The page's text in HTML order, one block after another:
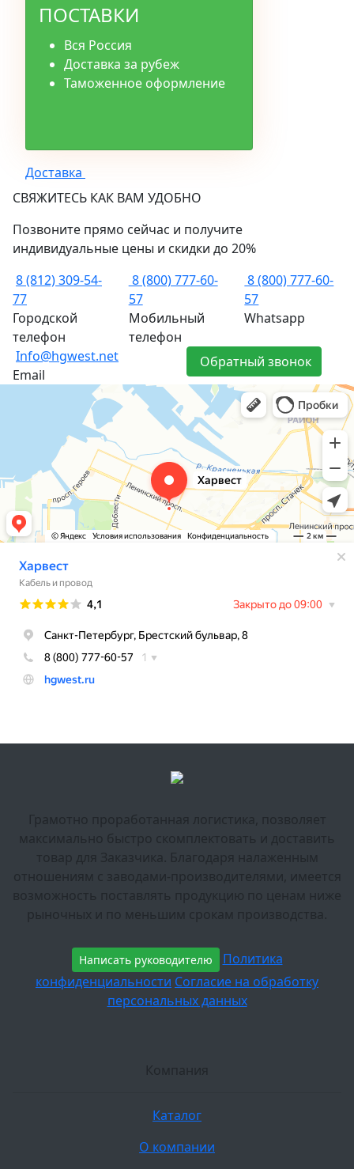
ПОСТАВКИ
Вся Россия
Доставка за рубеж
Таможенное оформление
Доставка
СВЯЖИТЕСЬ КАК ВАМ УДОБНО
Позвоните прямо сейчас и получите
индивидуальные цены и скидки до 20%
8 (812) 309-54-
77
Городской
телефон
8 (800) 777-60-
57
Мобильный
телефон
8 (800) 777-60-
57
Whatsapp
Info@hgwest.net
Email
Обратный звонок
Грамотно проработанная логистика, позволяет
максимально быстро скомплектовать и доставить
товар для Заказчика. Благодаря налаженным
отношениям с заводами-производителями, имеется
возможность поставлять продукцию по ценам ниже
рыночных и по меньшим срокам производства.
Написать руководителю
Политика
конфиденциальности Согласие на обработку
персональных данных
Компания
Каталог
О компании